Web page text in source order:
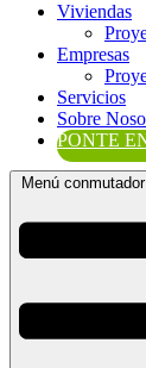
Viviendas
Empresas
Servicios
Sobre
PONTE
Menú